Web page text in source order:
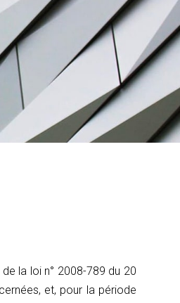
la loi n° 2008-789 du 20
et, pour la période